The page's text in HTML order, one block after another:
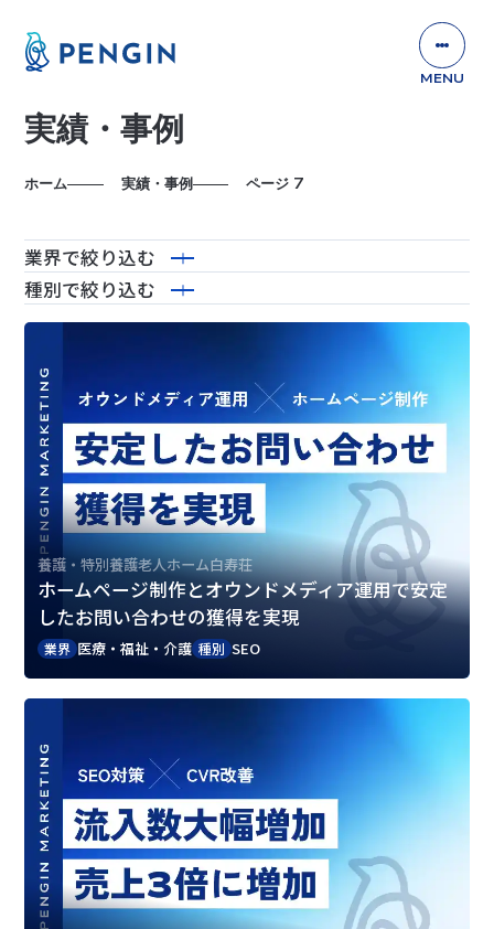
実績・事例
ホーム 実績・事例 ページ 7
業界で絞り込む
種別で絞り込む
養護・特別養護老人ホーム白寿荘
ホームページ制作とオウンドメディア運用で安定
したお問い合わせの獲得を実現
業界 医療・福祉・介護 種別 SEO